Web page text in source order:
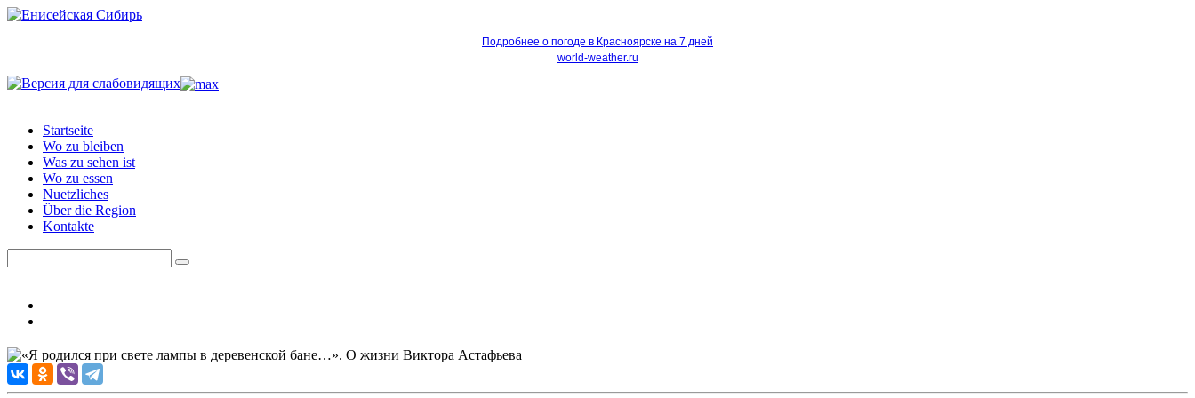
Подробнее о погоде в Красноярске на 7 дней
world-weather.ru
Startseite
Wo zu bleiben
Was zu sehen ist
Wo zu essen
Nuetzliches
Über die Region
Kontakte